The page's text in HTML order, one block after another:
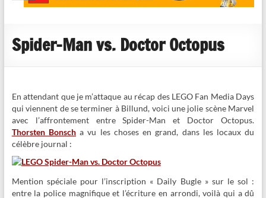
reviews
Spider-Man vs. Doctor Octopus
En attendant que je m’attaque au récap des LEGO Fan Media Days
qui viennent de se terminer à Billund, voici une jolie scène Marvel
avec l’affrontement entre Spider-Man et Doctor Octopus.
Thorsten Bonscha vu les choses en grand, dans les locaux du
célèbre journal :
Mention spéciale pour l’inscription « Daily Bugle » sur le sol :
entre la police magnifique et l’écriture en arrondi, voilà qui a dû